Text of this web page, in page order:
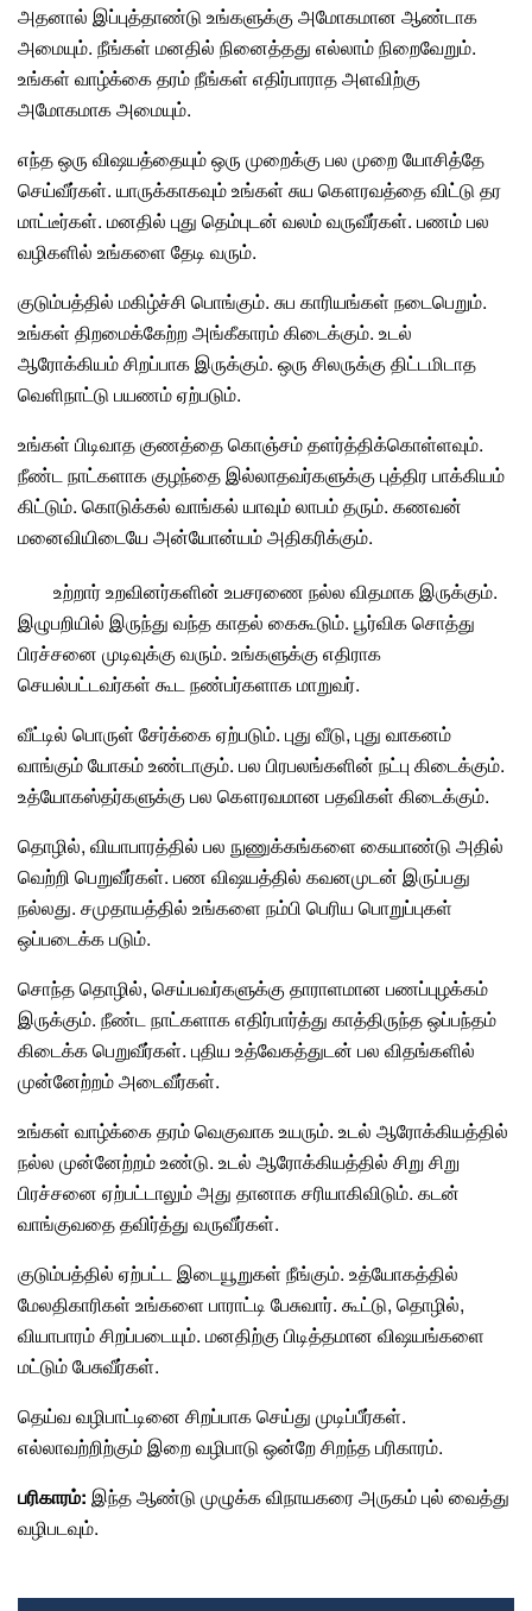
அதனால் இப்புத்தாண்டு உங்களுக்கு அமோகமான ஆண்டாக
அமையும். நீங்கள் மனதில் நினைத்தது எல்லாம் நிறைவேறும்.
உங்கள் வாழ்க்கை தரம் நீங்கள் எதிர்பாராத அளவிற்கு
அமோகமாக அமையும்.
எந்த ஒரு விஷயத்தையும் ஒரு முறைக்கு பல முறை யோசித்தே
செய்வீர்கள். யாருக்காகவும் உங்கள் சுய கௌரவத்தை விட்டு தர
மாட்டீர்கள். மனதில் புது தெம்புடன் வலம் வருவீர்கள். பணம் பல
வழிகளில் உங்களை தேடி வரும்.
குடும்பத்தில் மகிழ்ச்சி பொங்கும். சுப காரியங்கள் நடைபெறும்.
உங்கள் திறமைக்கேற்ற அங்கீகாரம் கிடைக்கும். உடல்
ஆரோக்கியம் சிறப்பாக இருக்கும். ஒரு சிலருக்கு திட்டமிடாத
வெளிநாட்டு பயணம் ஏற்படும்.
உங்கள் பிடிவாத குணத்தை கொஞ்சம் தளர்த்திக்கொள்ளவும்.
நீண்ட நாட்களாக குழந்தை இல்லாதவர்களுக்கு புத்திர பாக்கியம்
கிட்டும். கொடுக்கல் வாங்கல் யாவும் லாபம் தரும். கணவன்
மனைவியிடையே அன்யோன்யம் அதிகரிக்கும்.
உற்றார் உறவினர்களின் உபசரணை நல்ல விதமாக இருக்கும்.
இழுபறியில் இருந்து வந்த காதல் கைகூடும். பூர்விக சொத்து
பிரச்சனை முடிவுக்கு வரும். உங்களுக்கு எதிராக
செயல்பட்டவர்கள் கூட நண்பர்களாக மாறுவர்.
வீட்டில் பொருள் சேர்க்கை ஏற்படும். புது வீடு, புது வாகனம்
வாங்கும் யோகம் உண்டாகும். பல பிரபலங்களின் நட்பு கிடைக்கும்.
உத்யோகஸ்தர்களுக்கு பல கௌரவமான பதவிகள் கிடைக்கும்.
தொழில், வியாபாரத்தில் பல நுணுக்கங்களை கையாண்டு அதில்
வெற்றி பெறுவீர்கள். பண விஷயத்தில் கவனமுடன் இருப்பது
நல்லது. சமுதாயத்தில் உங்களை நம்பி பெரிய பொறுப்புகள்
ஒப்படைக்க படும்.
சொந்த தொழில், செய்பவர்களுக்கு தாராளமான பணப்புழக்கம்
இருக்கும். நீண்ட நாட்களாக எதிர்பார்த்து காத்திருந்த ஒப்பந்தம்
கிடைக்க பெறுவீர்கள். புதிய உத்வேகத்துடன் பல விதங்களில்
முன்னேற்றம் அடைவீர்கள்.
உங்கள் வாழ்க்கை தரம் வெகுவாக உயரும். உடல் ஆரோக்கியத்தில்
நல்ல முன்னேற்றம் உண்டு. உடல் ஆரோக்கியத்தில் சிறு சிறு
பிரச்சனை ஏற்பட்டாலும் அது தானாக சரியாகிவிடும். கடன்
வாங்குவதை தவிர்த்து வருவீர்கள்.
குடும்பத்தில் ஏற்பட்ட இடையூறுகள் நீங்கும். உத்யோகத்தில்
மேலதிகாரிகள் உங்களை பாராட்டி பேசுவார். கூட்டு, தொழில்,
வியாபாரம் சிறப்படையும். மனதிற்கு பிடித்தமான விஷயங்களை
மட்டும் பேசுவீர்கள்.
தெய்வ வழிபாட்டினை சிறப்பாக செய்து முடிப்பீர்கள்.
எல்லாவற்றிற்கும் இறை வழிபாடு ஒன்றே சிறந்த பரிகாரம்.
பரிகாரம்: இந்த ஆண்டு முழுக்க விநாயகரை அருகம் புல் வைத்து
வழிபடவும்.